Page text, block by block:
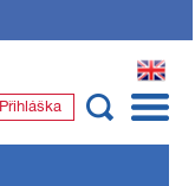
EN
Přihláška